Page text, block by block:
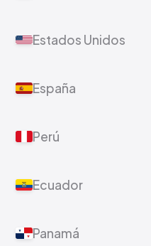
Estados Unidos
España
Perú
Ecuador
Panamá